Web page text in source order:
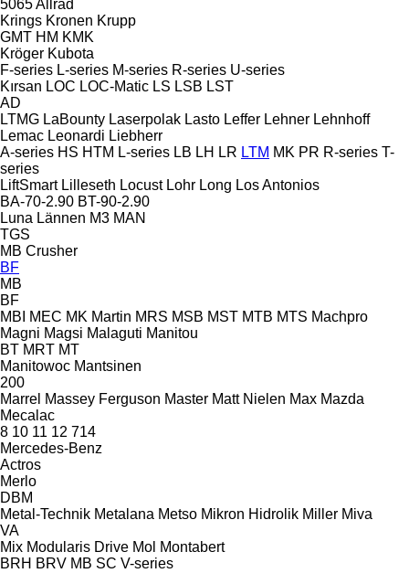
5065Allrad
Krings Kronen Krupp
GMT HM KMK
Kröger Kubota
F-series L-series M-series R-series U-series
Kırsan LOC LOC-Matic LS LSB LST
AD
LTMG LaBounty Laserpolak Lasto Leffer Lehner Lehnhoff
Lemac Leonardi Liebherr
A-series HS HTM L-series LB LH LR LTM MK PR R-series T-
series
LiftSmart Lilleseth Locust Lohr Long Los Antonios
BA-70-2.90 BT-90-2.90
Luna Lännen M3 MAN
TGS
MB Crusher
BF
MB
BF
MBI
MEC MK Martin MRS MSB MST MTB MTS Machpro
Magni Magsi Malaguti Manitou
BT MRT MT
Manitowoc Mantsinen
200
Marrel Massey Ferguson Master Matt Nielen Max Mazda
Mecalac
8 10 11 12 714
Mercedes-Benz
Actros
Merlo
DBM
Metal-Technik Metalana Metso Mikron Hidrolik Miller Miva
VA
Mix Modularis Drive Mol Montabert
BRH BRV MB SC V-series